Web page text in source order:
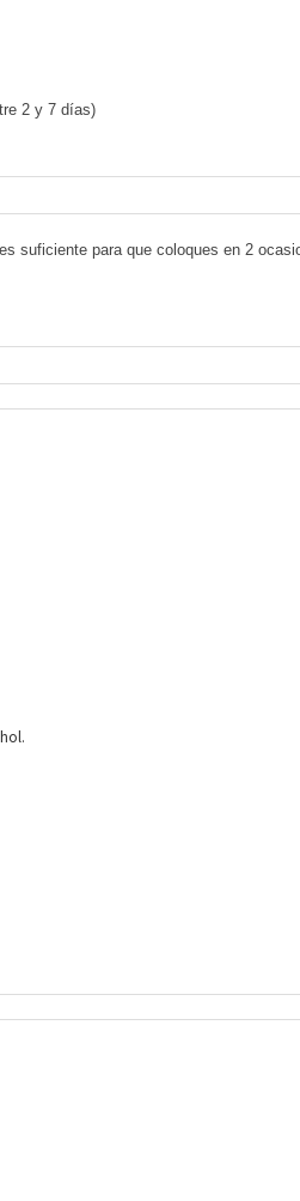
2 y 7 días)
suficiente para que coloques en 2